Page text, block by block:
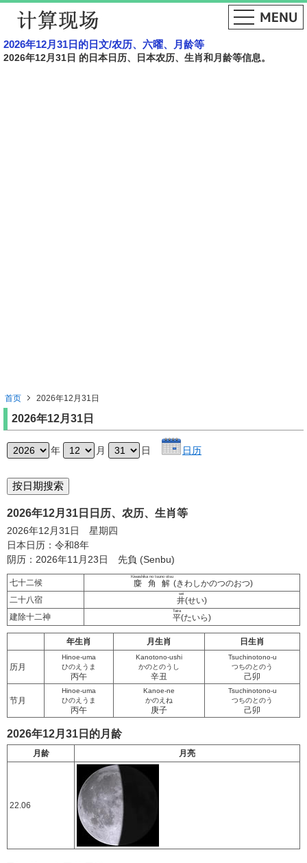
2026年12月31日的日文​​/农历、六曜、月龄等
2026年12月31日 的日本日历、日本农历、生肖和月龄等信息。
首页 2026年12月31日
2026年12月31日
年 月 日 日历
2026年12月31日日历、农历、生肖等
2026年12月31日 星期四
日本日历：令和8年
阴历：2026年11月23日 先負 (Senbu)
七十二候 麋角解
Kiwashika no tsuno otsu
(きわしかのつのおつ)
二十八宿
井
sei
(せい)
建除十二神
平
Taira
(たいら)
年生肖 月生肖 日生肖
历月
Hinoe-uma
ひのえうま
丙午
Kanotono-ushi
かのとのうし
辛丑
Tsuchinotono-u
つちのとのう
己卯
节月
Hinoe-uma
ひのえうま
丙午
Kanoe-ne
かのえね
庚子
Tsuchinotono-u
つちのとのう
己卯
2026年12月31日的月龄
月龄 月亮
22.06